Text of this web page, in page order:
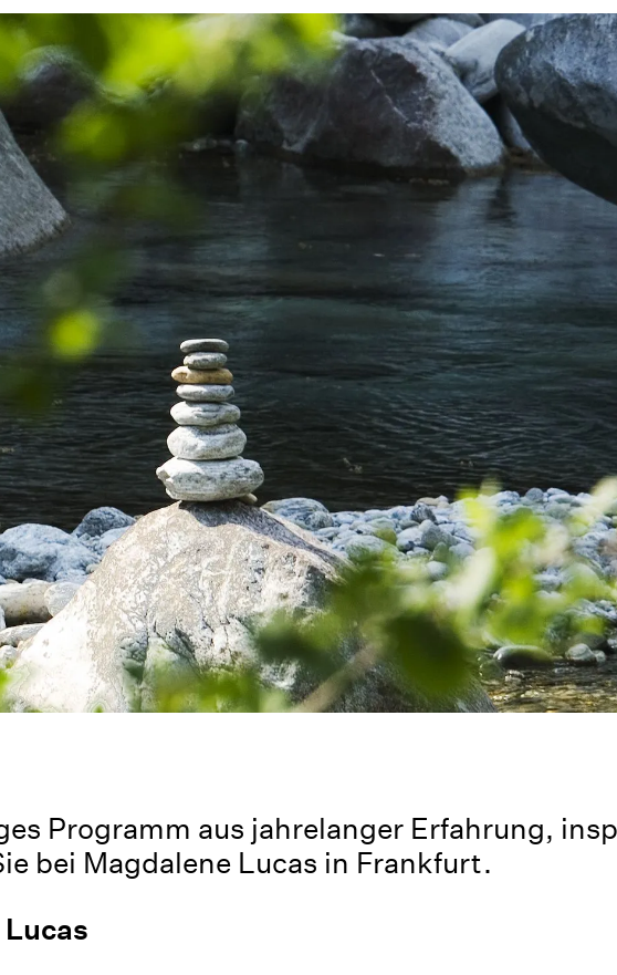
Programm aus jahrelanger Erfahrung,
bei Magdalene Lucas in Frankfurt.